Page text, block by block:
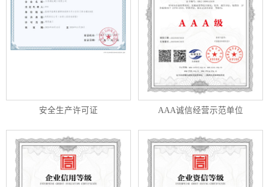
安全生产许可证 AAA诚信经营示范单位